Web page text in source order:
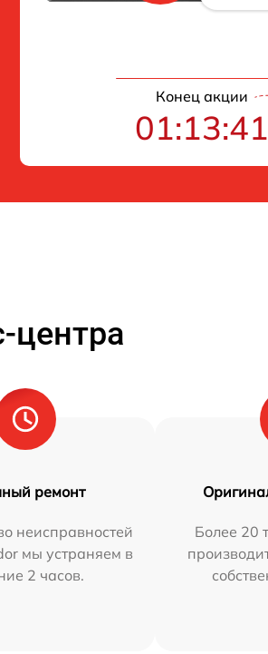
Конец акции
01:13:41
центра
ремонт
неисправностей
мы устраняем в
2 часов.
Более 20